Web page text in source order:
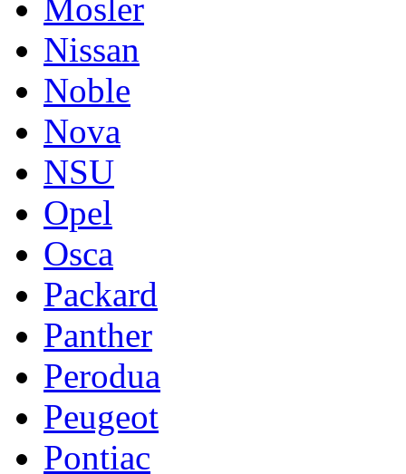
Mosler
Nissan
Noble
Nova
NSU
Opel
Osca
Packard
Panther
Perodua
Peugeot
Pontiac